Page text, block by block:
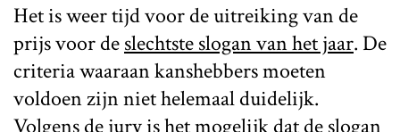
Het is weer tijd voor de uitreiking van de
prijs voor deslechtste slogan van het jaar. De
criteria waaraan kanshebbers moeten
voldoen zijn niet helemaal duidelijk.
Volgens de jury is het mogelijk dat de slogan